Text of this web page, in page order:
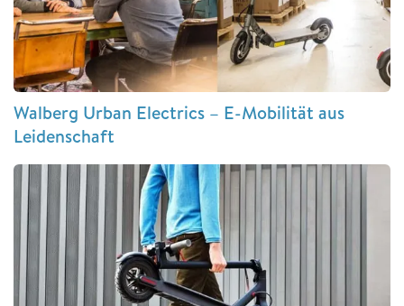
Walberg Urban Electrics – E-Mobilität aus
Leidenschaft